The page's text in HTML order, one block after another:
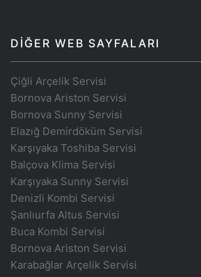
DIĞER WEB SAYFALARI
Çiğli Arçelik Servisi
Bornova Ariston Servisi
Bornova Sunny Servisi
Elazığ Demirdöküm Servisi
Karşıyaka Toshiba Servisi
Balçova Klima Servisi
Karşıyaka Sunny Servisi
Denizli Kombi Servisi
Şanlıurfa Altus Servisi
Buca Kombi Servisi
Bornova Ariston Servisi
Karabağlar Arçelik Servisi